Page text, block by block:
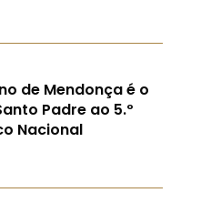
de Mendonça é o
Padre ao 5.º
Nacional